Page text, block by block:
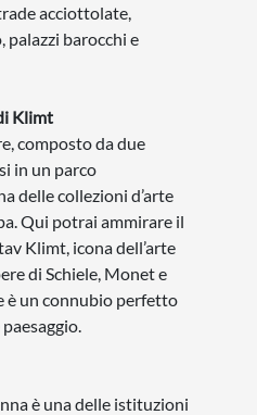
acciottolate,
palazzi barocchi e
Klimt
composto da due
in un parco
delle collezioni d’arte
Qui potrai ammirare il
Klimt, icona dell’arte
di Schiele, Monet e
è un connubio perfetto
è una delle istituzioni